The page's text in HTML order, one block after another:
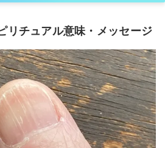
リチュアル意味・メッセージ